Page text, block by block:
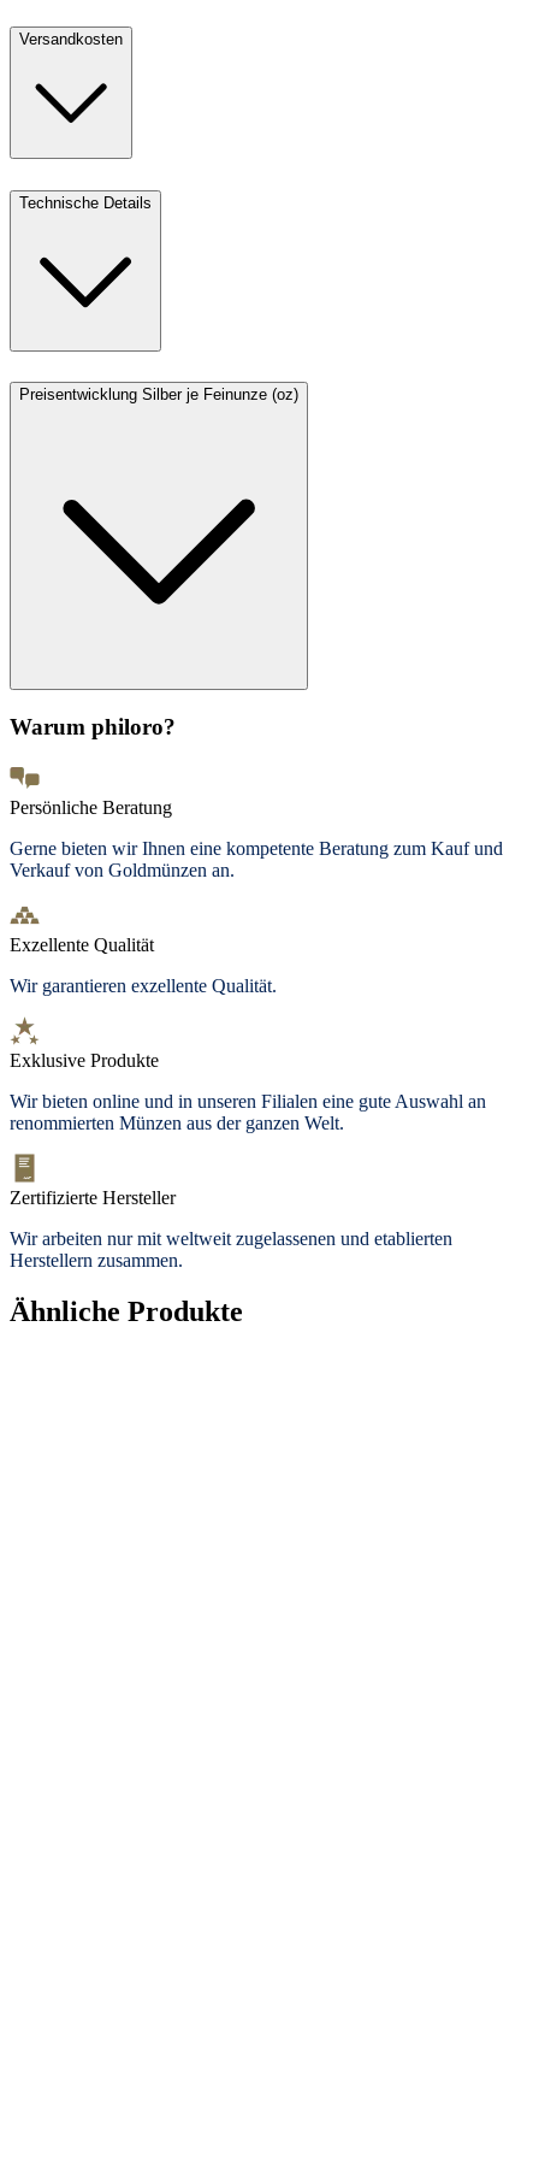
Versandkosten
Technische Details
Preisentwicklung Silber je Feinunze (oz)
Warum philoro?
Persönliche Beratung
Gerne bieten wir Ihnen eine kompetente Beratung zum Kauf und
Verkauf von Goldmünzen an.
Exzellente Qualität
Wir garantieren exzellente Qualität.
Exklusive Produkte
Wir bieten online und in unseren Filialen eine gute Auswahl an
renommierten Münzen aus der ganzen Welt.
Zertifizierte Hersteller
Wir arbeiten nur mit weltweit zugelassenen und etablierten
Herstellern zusammen.
Ähnliche Produkte